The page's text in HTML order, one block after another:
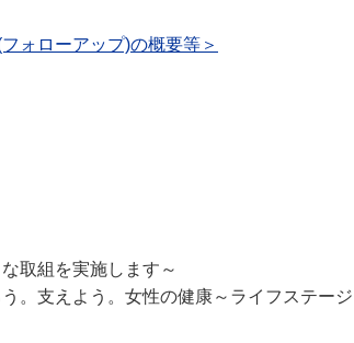
ォローアップ)の概要等＞
取組を実施します～
。支えよう。女性の健康～ライフステージ